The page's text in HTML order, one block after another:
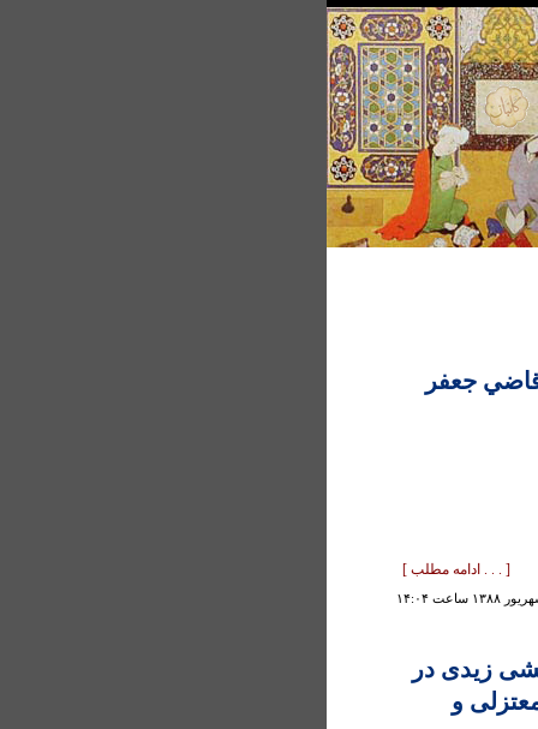
قاضي جعفر
[ . . . ادامه مطلب ]
زيدی در
و